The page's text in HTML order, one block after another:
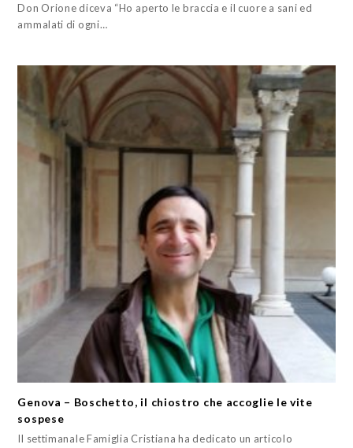
Don Orione diceva “Ho aperto le braccia e il cuore a sani ed
ammalati di ogni…
Genova – Boschetto, il chiostro che accoglie le vite
sospese
Il settimanale Famiglia Cristiana ha dedicato un articolo